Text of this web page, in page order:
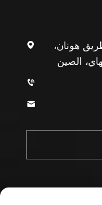
101، رقم 2، الشارع 2655 طريق هونان،
الصين